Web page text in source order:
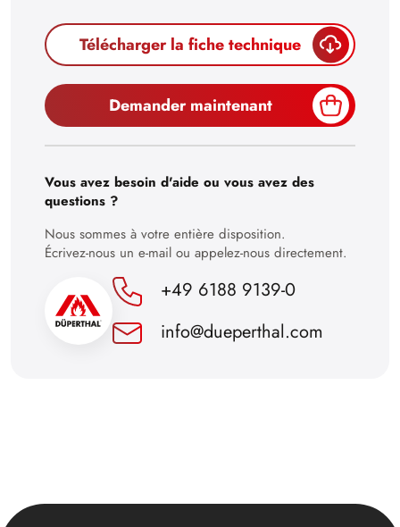
29
30
Télécharger la fiche technique
Demander maintenant
Vous avez besoin d'aide ou vous avez des
questions ?
Nous sommes à votre entière disposition.
Écrivez-nous un e-mail ou appelez-nous directement.
+49 6188 9139-0
info@dueperthal.com